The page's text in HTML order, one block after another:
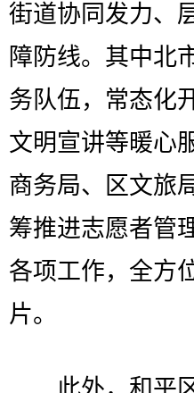
街道协同发力、
障防线。其中北
务队伍，常态化
文明宣讲等暖心
商务局、区文旅
筹推进志愿者管
各项工作，全方
片。